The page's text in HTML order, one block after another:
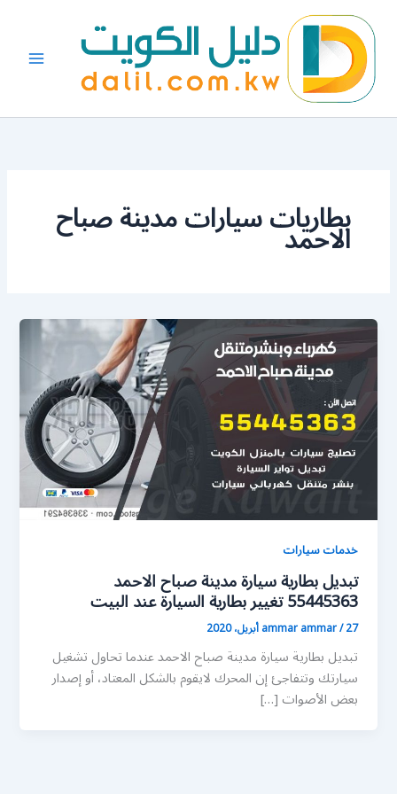
المحتوى
بطاريات سيارات مدينة صباح
الاحمد
خدمات سيارات
تبديل بطارية سيارة مدينة صباح الاحمد
55445363 تغيير بطارية السيارة عند البيت
ammar ammar/27 أبريل، 2020
تبديل بطارية سيارة مدينة صباح الاحمد عندما تحاول تشغيل
سيارتك وتتفاجئ إن المحرك لايقوم بالشكل المعتاد، أو إصدار
بعض الأصوات […]